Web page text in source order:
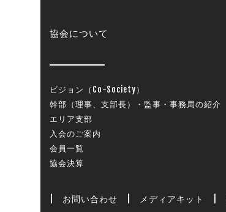
協会について
ビジョン（Co-Society）
幹部（理事、支部長）・監事・事務局の紹介
エリア支部
入会のご案内
会員一覧
協会決算
お問い合わせ メディアキット